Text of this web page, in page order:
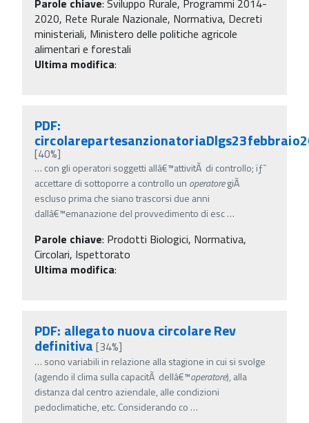
2020, Rete Rurale Nazionale, Normativa, Decreti
ministeriali, Ministero delle politiche agricole
alimentari e forestali
Ultima modifica:
PDF:
[40%]
… con gli operatori soggetti allâ€™attivitÃ di controllo; ïƒ˜
accettare di sottoporre a controllo un operatoregiÃ
escluso prima che siano trascorsi due anni
dallâ€™emanazione del provvedimento di esc…
Parole chiave: Prodotti Biologici, Normativa,
Circolari, Ispettorato
Ultima modifica:
PDF: allegato nuova circolare Rev
definitiva [34%]
… sono variabili in relazione alla stagione in cui si svolge
(agendo il clima sulla capacitÃ dellâ€™operatore), alla
distanza dal centro aziendale, alle condizioni
pedoclimatiche, etc. Considerando co …